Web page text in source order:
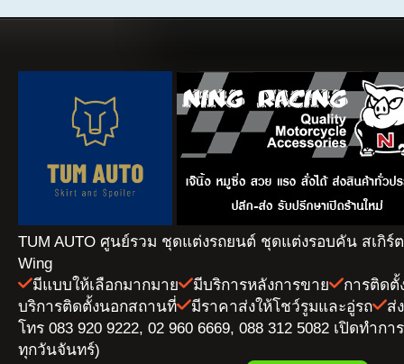
TUM AUTO ศูนย์รวม ชุดแต่งรถยนต์ ชุดแต่งรอบคัน สเกิร์
Wing
มีแบบให้เลือกมากมาย
มีบริการหลังการขาย
การติดตั้
บริการติดตั้งนอกสถานที่
มีราคาส่งให้โชว์รูมและอู่รถ
ส่
โทร 083 920 9222, 02 960 6669, 088 312 5082 เปิดทำก
ทุกวันจันทร์)